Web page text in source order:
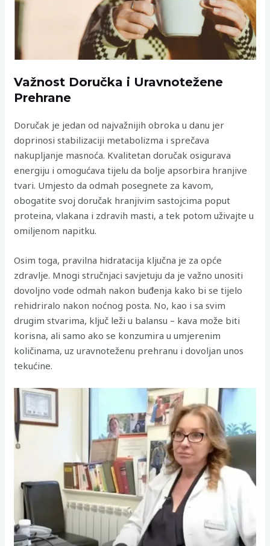
Važnost Doručka i Uravnotežene
Prehrane
Doručak je jedan od najvažnijih obroka u danu jer
doprinosi stabilizaciji metabolizma i sprečava
nakupljanje masnoća. Kvalitetan doručak osigurava
energiju i omogućava tijelu da bolje apsorbira hranjive
tvari. Umjesto da odmah posegnete za kavom,
obogatite svoj doručak hranjivim sastojcima poput
proteina, vlakana i zdravih masti, a tek potom uživajte u
omiljenom napitku.
Osim toga, pravilna hidratacija ključna je za opće
zdravlje. Mnogi stručnjaci savjetuju da je važno unositi
dovoljno vode odmah nakon buđenja kako bi se tijelo
rehidriralo nakon noćnog posta. No, kao i sa svim
drugim stvarima, ključ leži u balansu – kava može biti
korisna, ali samo ako se konzumira u umjerenim
količinama, uz uravnoteženu prehranu i dovoljan unos
tekućine.